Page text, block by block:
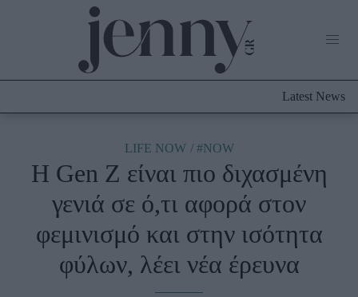
Culture
Fashion
Shopping
Styling Tips
Fashion News
Latest News
LIFE NOW #NOW
Η Gen Z είναι πιο διχασμένη
γενιά σε ό,τι αφορά στον
φεμινισμό και στην ισότητα
φύλων, λέει νέα έρευνα